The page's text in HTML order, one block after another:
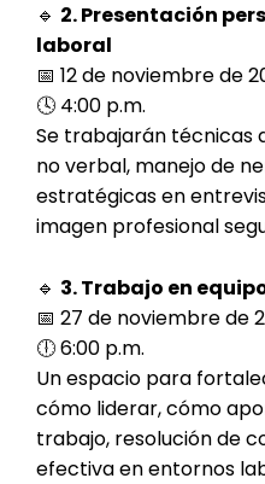
🔹 2. Presentación
laboral
📅 12 de noviembre de
🕓 4:00 p.m.
Se trabajarán técnicas
no verbal, manejo de
estratégicas en
imagen profesional
🔹 3. Trabajo en
📅 27 de noviembre de
🕕 6:00 p.m.
Un espacio para
cómo liderar, cómo
trabajo, resolución de
efectiva en entornos